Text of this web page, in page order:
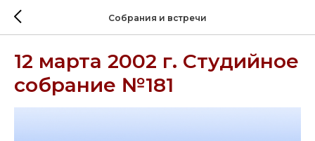
Собрания и встречи
12 марта 2002 г. Студийное
собрание №181